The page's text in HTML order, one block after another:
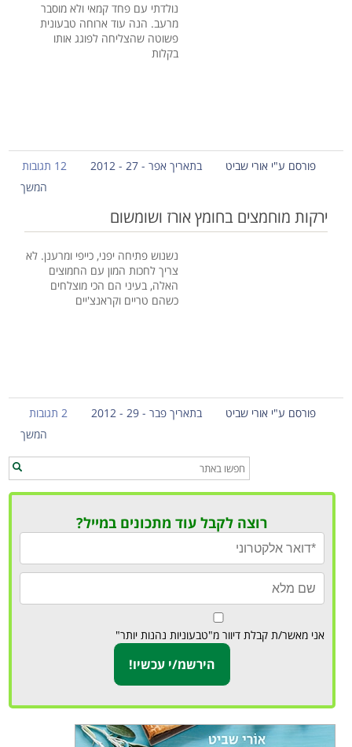
נולדתי עם פחד קמאי ולא מוסבר
מרעב. הנה עוד ארוחה טבעונית
פשוטה שהצליחה לפוגג אותו
בקלות
פורסם ע"י אורי שביט בתאריך אפר - 27 - 2012
12 תגובות
המשך
ירקות מוחמצים בחומץ אורז ושומשום
נשנוש פתיחה יפני, כייפי ומרענן. לא
צריך לחכות המון עם החמוצים
האלה, בעיני הם הכי מוצלחים
כשהם טריים וקראנצ'יים
פורסם ע"י אורי שביט בתאריך פבר - 29 - 2012
2 תגובות
המשך
רוצה לקבל עוד מתכונים במייל?
אני מאשר/ת קבלת דיוור מ"טבעוניות נהנות יותר"